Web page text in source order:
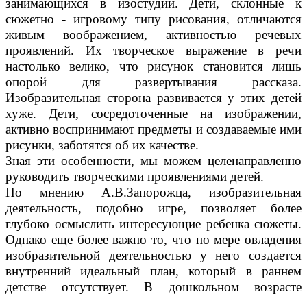
занимающихся в изостудии. Дети, склонные к
сюжетно - игровому типу рисования, отличаются
живым воображением, активностью речевых
проявлений. Их творческое выражение в речи
настолько велико, что рисунок становится лишь
опорой для развертывания рассказа.
Изобразительная сторона развивается у этих детей
хуже. Дети, сосредоточенные на изображении,
активно воспринимают предметы и создаваемые ими
рисунки, заботятся об их качестве.
Зная эти особенности, мы можем целенаправленно
руководить творческими проявлениями детей.
По мнению А.В.Запорожца, изобразительная
деятельность, подобно игре, позволяет более
глубоко осмыслить интересующие ребенка сюжеты.
Однако еще более важно то, что по мере овладения
изобразительной деятельностью у него создается
внутренний идеальный план, который в раннем
детстве отсутствует. В дошкольном возрасте